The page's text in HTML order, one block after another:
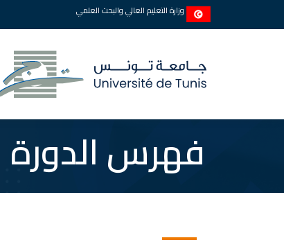
وزارة التعليم العالي والبحث العلمي
فهرس الدورة